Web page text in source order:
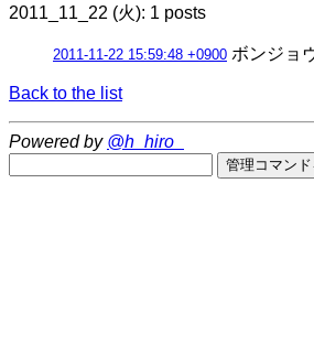
2011_11_22 (火): 1 posts
2011-11-22 15:59:48 +0900 ボンジョ
Back to the list
Powered by @h_hiro_